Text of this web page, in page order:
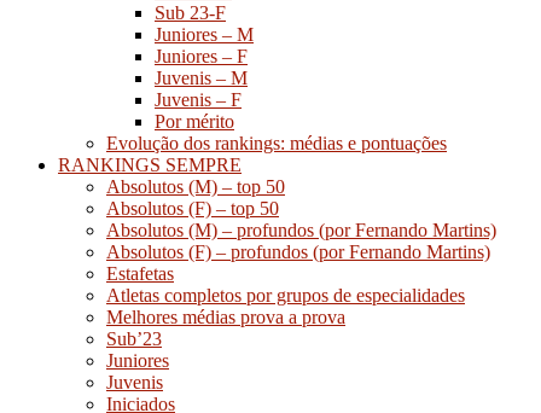
Sub 23-F
Juniores – M
Juniores – F
Juvenis – M
Juvenis – F
Por mérito
Evolução dos rankings: médias e pontuações
RANKINGS SEMPRE
Absolutos (M) – top 50
Absolutos (F) – top 50
Absolutos (M) – profundos (por Fernando Martins)
Absolutos (F) – profundos (por Fernando Martins)
Estafetas
Atletas completos por grupos de especialidades
Melhores médias prova a prova
Sub’23
Juniores
Juvenis
Iniciados